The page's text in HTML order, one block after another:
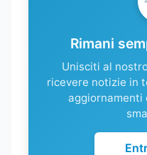
Rimani
Unisciti al
ricevere notizie in
aggiornamenti